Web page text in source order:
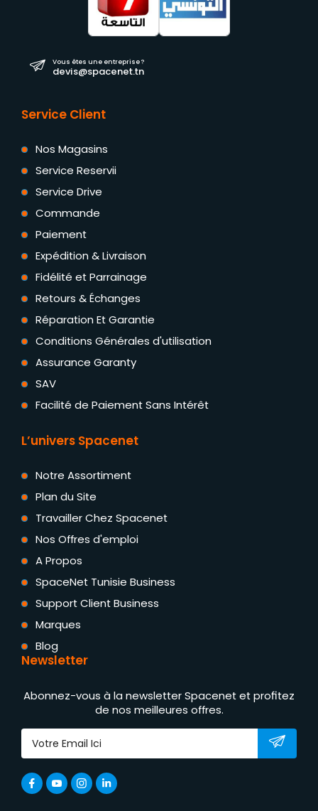
Vous êtes une entreprise ?
devis@spacenet.tn
Service Client
Nos Magasins
Service Reservii
Service Drive
Commande
Paiement
Expédition & Livraison
Fidélité et Parrainage
Retours & Échanges
Réparation Et Garantie
Conditions Générales d'utilisation
Assurance Garanty
SAV
Facilité de Paiement Sans Intérêt
L’univers Spacenet
Notre Assortiment
Plan du Site
Travailler Chez Spacenet
Nos Offres d'emploi
A Propos
SpaceNet Tunisie Business
Support Client Business
Marques
Blog
Newsletter
Abonnez-vous à la newsletter Spacenet et profitez
de nos meilleures offres.